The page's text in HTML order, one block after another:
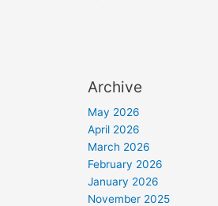
Archive
May 2026
April 2026
March 2026
February 2026
January 2026
November 2025